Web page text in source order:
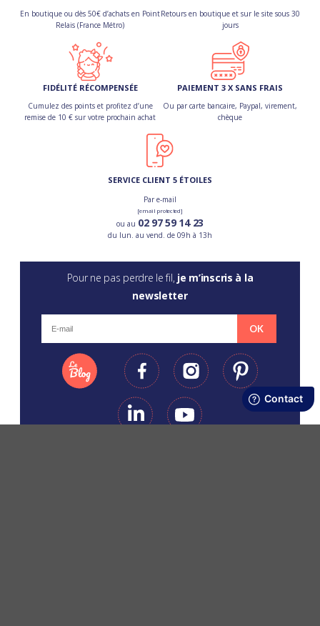
En boutique ou dès 50€ d’achats en Point
Relais (France Métro)
Retours en boutique et sur le site sous 30
jours
FIDÉLITÉ RÉCOMPENSÉE
Cumulez des points et profitez d’une
remise de 10 € sur votre prochain achat
PAIEMENT 3 X SANS FRAIS
Ou par carte bancaire, Paypal, virement,
chèque
SERVICE CLIENT 5 ÉTOILES
Par e-mail
[email protected]
ou au 02 97 59 14 23
du lun. au vend. de 09h à 13h
Pour ne pas perdre le fil, je m’inscris à la
newsletter
OK